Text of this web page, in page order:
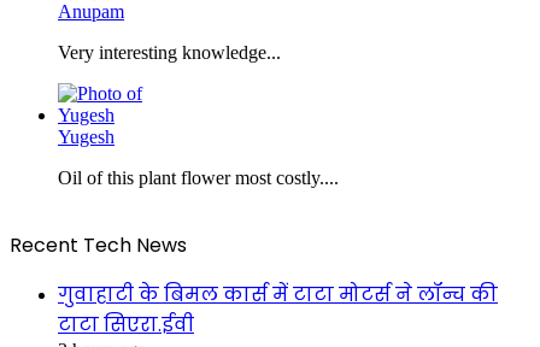
Anupam
Very interesting knowledge...
Yugesh
Oil of this plant flower most costly....
Recent Tech News
गुवाहाटी के बिमल कार्स में टाटा मोटर्स ने लॉन्च की
टाटा सिएरा.ईवी